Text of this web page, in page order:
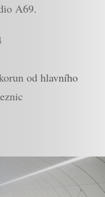
A69.
od hlavního